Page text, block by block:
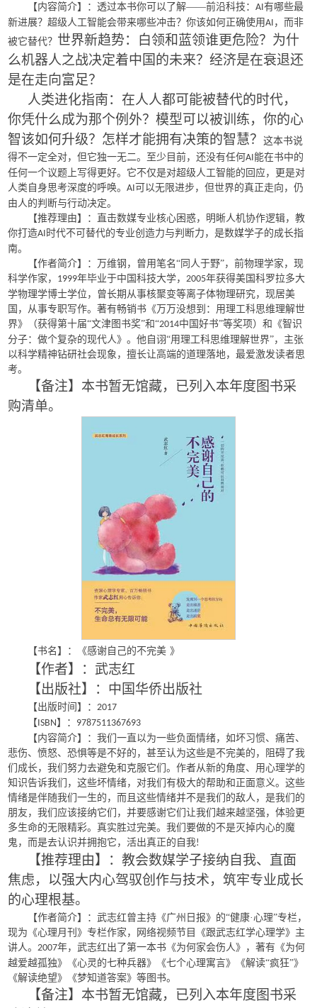
【内容简介】：透过本书你可以了解——前沿科技：AI有哪些最
新进展？超级人工智能会带来哪些冲击？你该如何正确使用AI ，而非
被它替代？ 世界新趋势：白领和蓝领谁更危险？为什
么机器人之战决定着中国的未来？经济是在衰退还
是在走向富足？
人类进化指南：在人人都可能被替代的时代，
你凭什么成为那个例外？模型可以被训练，你的心
智该如何升级？怎样才能拥有决策的智慧？这本书说
得不一定全对，但它独一无二。至少目前，还没有任何AI能在书中的
任何一个议题上写得更好。它不仅是对超级人工智能的回应，更是对
人类自身思考深度的呼唤。AI 可以无限进步，但世界的真正走向，仍
由人的判断与行动决定。
【推荐理由】：直击数媒专业核心困惑，明晰人机协作逻辑，教
你打造AI 时代不可替代的专业创造力与判断力，是数媒学子的成长指
南。
【作者简介】：万维钢，曾用笔名“同人于野”，前物理学家，现
科学作家， 1999年毕业于中国科技大学，2005年获得美国科罗拉多大
学物理学博士学位，曾长期从事核聚变等离子体物理研究，现居美
国，从事专职写作。著有畅销书《万万没想到：用理工科思维理解世
界》（获得第十届“文津图书奖”和“2014中国好书”等奖项）和《智识
分子：做个复杂的现代人》。他自诩“用理工科思维理解世界”，主张
以科学精神钻研社会现象，擅长让高端的道理落地，最爱激发读者思
考。
【备注】本书暂无馆藏，已列入本年度图书采
购清单。
【书名】：《感谢自己的不完美 》
【作者】：武志红
【出版社】：中国华侨出版社
【出版时间】：2017
【ISBN】： 9787511367693
【内容简介】：我们一直以为一些负面情绪，如坏习惯、痛苦、
悲伤、愤怒、恐惧等是不好的，甚至认为这些是不完美的，阻碍了我
们成长，我们努力去避免和克服它们。作者从新的角度、用心理学的
知识告诉我们，这些坏情绪，对我们有极大的帮助和正面意义。这些
情绪是伴随我们一生的，而且这些情绪并不是我们的敌人，是我们的
朋友，我们应该接纳它们，并要感谢它们让我们越来越坚强，体验更
多生命的无限精彩。真实胜过完美。我们要做的不是灭掉内心的魔
鬼，而是去认识并拥抱它，活出真正的自我!
【推荐理由】：教会数媒学子接纳自我、直面
焦虑，以强大内心驾驭创作与技术，筑牢专业成长
的心理根基。
【作者简介】：武志红曾主持《广州日报》的“健康·心理”专栏，
现为《心理月刊》专栏作家，网络视频节目《跟武志红学心理学》主
讲人。2007年，武志红出了第一本书《为何家会伤人》，著有《为何
越爱越孤独》《心灵的七种兵器》《七个心理寓言》《解读“疯狂”》
《解读绝望》《梦知道答案》等图书。
【备注】本书暂无馆藏，已列入本年度图书采